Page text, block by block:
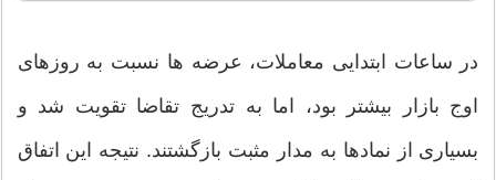
در ساعات ابتدایی معاملات، عرضه ها نسبت به روزهای
اوج بازار بیشتر بود، اما به تدریج تقاضا تقویت شد و
بسیاری از نمادها به مدار مثبت بازگشتند. نتیجه این اتفاق